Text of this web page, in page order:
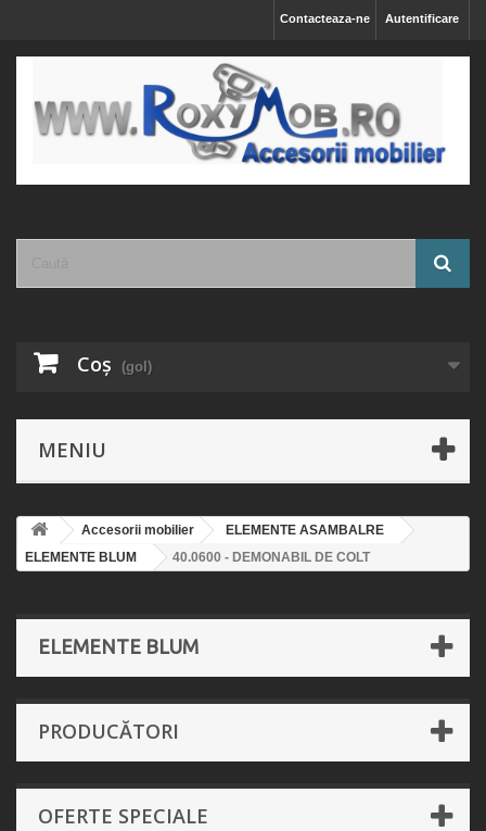
Autentificare
Contacteaza-ne
Coş (gol)
MENIU
Accesorii mobilier
ELEMENTE ASAMBALRE
ELEMENTE BLUM
40.0600 - DEMONABIL DE COLT
ELEMENTE BLUM
PRODUCĂTORI
OFERTE SPECIALE